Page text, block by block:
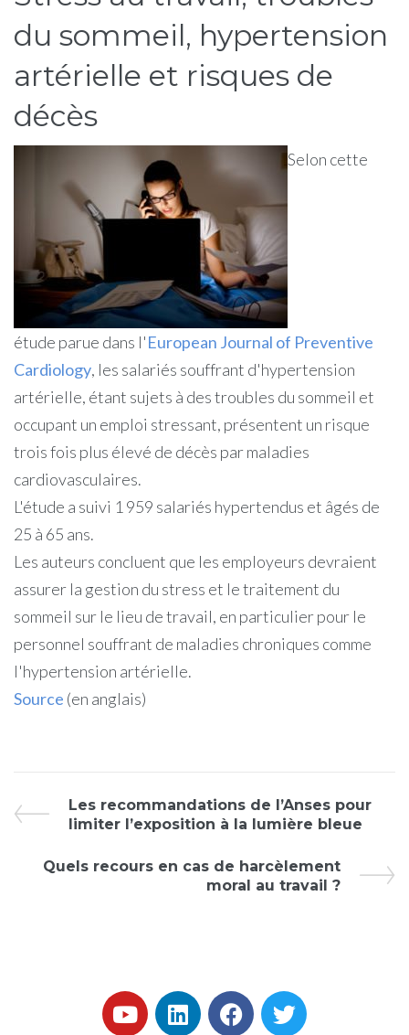
du sommeil, hypertension
artérielle et risques de
décès
Selon cette
étude parue dans l'European Journal of Preventive
Cardiology, les salariés souffrant d'hypertension
artérielle, étant sujets à des troubles du sommeil et
occupant un emploi stressant, présentent un risque
trois fois plus élevé de décès par maladies
cardiovasculaires.
L'étude a suivi 1 959 salariés hypertendus et âgés de
25 à 65 ans.
Les auteurs concluent que les employeurs devraient
assurer la gestion du stress et le traitement du
sommeil sur le lieu de travail, en particulier pour le
personnel souffrant de maladies chroniques comme
l'hypertension artérielle.
Source (en anglais)
Les recommandations de l’Anses pour
limiter l’exposition à la lumière bleue
Quels recours en cas de harcèlement
moral au travail ?